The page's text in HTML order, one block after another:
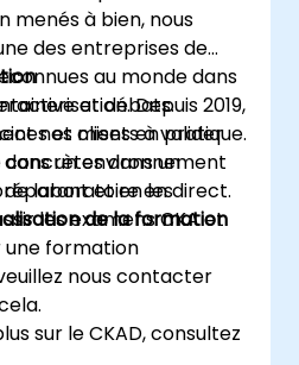
menés à bien, nous
des entreprises de
au monde dans
Depuis 2019,
nos clients à valider
un environnement
et en les
les examens CKA et
et débats.
et mises en pratique.
dans un
laboratoire en direct.
de la formation
une formation
nous contacter
sur le CKAD, consultez